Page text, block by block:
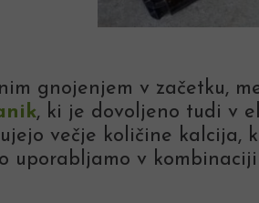
gnojenjem v začetku,
, ki je dovoljeno tudi v
večje količine kalcija,
uporabljamo v